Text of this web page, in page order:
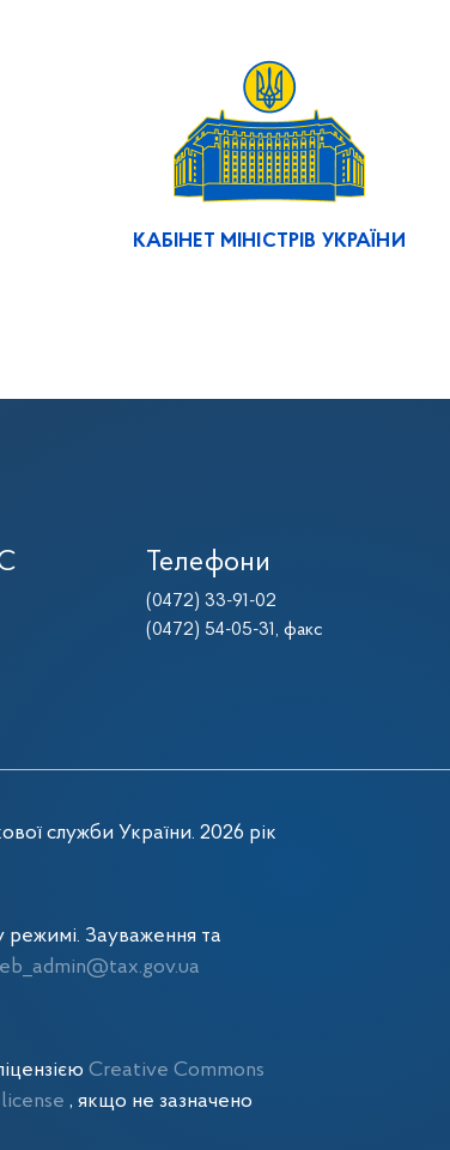
КАБІНЕТ МІНІСТРІВ УКРАЇНИ
Телефони
(0472) 33-91-02
(0472) 54-05-31 , факс
служби України. 2026 рік
Зауваження та
Creative Commons
, якщо не зазначено